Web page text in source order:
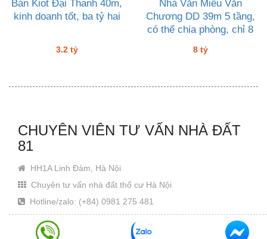
Bán Kiot Đại Thanh 40m,
kinh doanh tốt, ba tỷ hai
3.2 tỷ
Nhà Văn Miếu Văn
Chương DD 39m 5 tầng,
có thể chia phòng, chỉ 8
8 tỷ
CHUYÊN VIÊN TƯ VẤN NHÀ ĐẤT
81
HH1A Linh Đàm, Hà Nội
Chuyên tư vấn nhà đất thổ cư Hà Nội
Hotline/zalo: (+84) 0981 275 481